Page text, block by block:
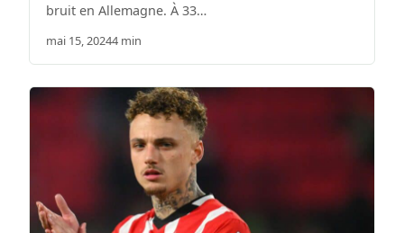
bruit en Allemagne. À 33…
mai 15, 20244 min